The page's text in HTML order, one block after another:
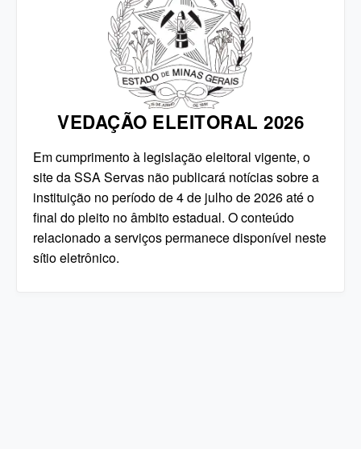
VEDAÇÃO ELEITORAL 2026
Em cumprimento à legislação eleitoral vigente, o
site da SSA Servas não publicará notícias sobre a
instituição no período de 4 de julho de 2026 até o
final do pleito no âmbito estadual. O conteúdo
relacionado a serviços permanece disponível neste
sítio eletrônico.